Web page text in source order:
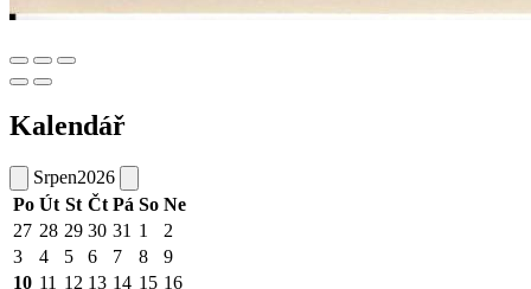
Kalendář
Srpen2026
Po Út St Čt Pá So Ne
27 28 29 30 31 1
2
3
4 5 6 7 8
9
10 11 12 13 14 15 16